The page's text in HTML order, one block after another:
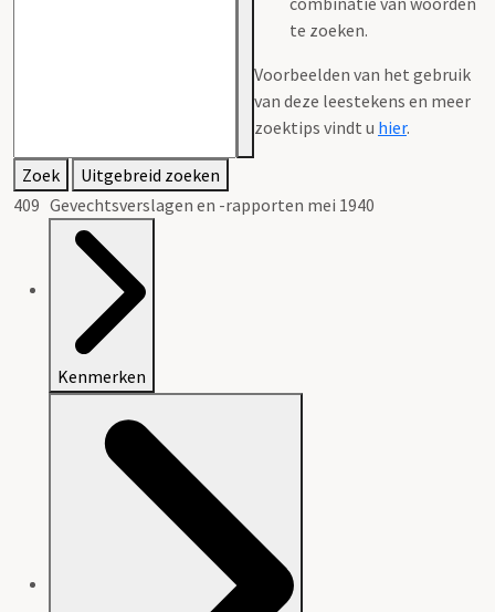
te zoeken.
Voorbeelden van het gebruik
van deze leestekens en meer
zoektips vindt u hier.
Zoek
Uitgebreid zoeken
409 Gevechtsverslagen en -rapporten mei 1940
Kenmerken